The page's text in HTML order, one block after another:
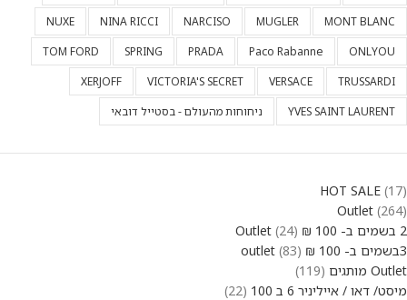
MONT BLANC
MUGLER
NARCISO
NINA RICCI
NUXE
ONLYOU
Paco Rabanne
PRADA
SPRING
TOM FORD
TRUSSARDI
VERSACE
VICTORIA'S SECRET
XERJOFF
YVES SAINT LAURENT
ניחוחות מהעולם - בסטייל דובאי
HOT SALE 17
Outlet 264
2 בשמים ב- 100 ₪ Outlet
24
3בשמים ב- 100 ₪ outlet
83
Outlet מותגים
119
מיסט/ דאו / אייליניר 6 ב 100
22